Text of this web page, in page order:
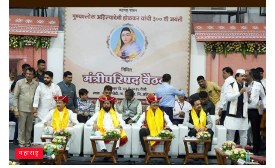
महाराष्ट्र